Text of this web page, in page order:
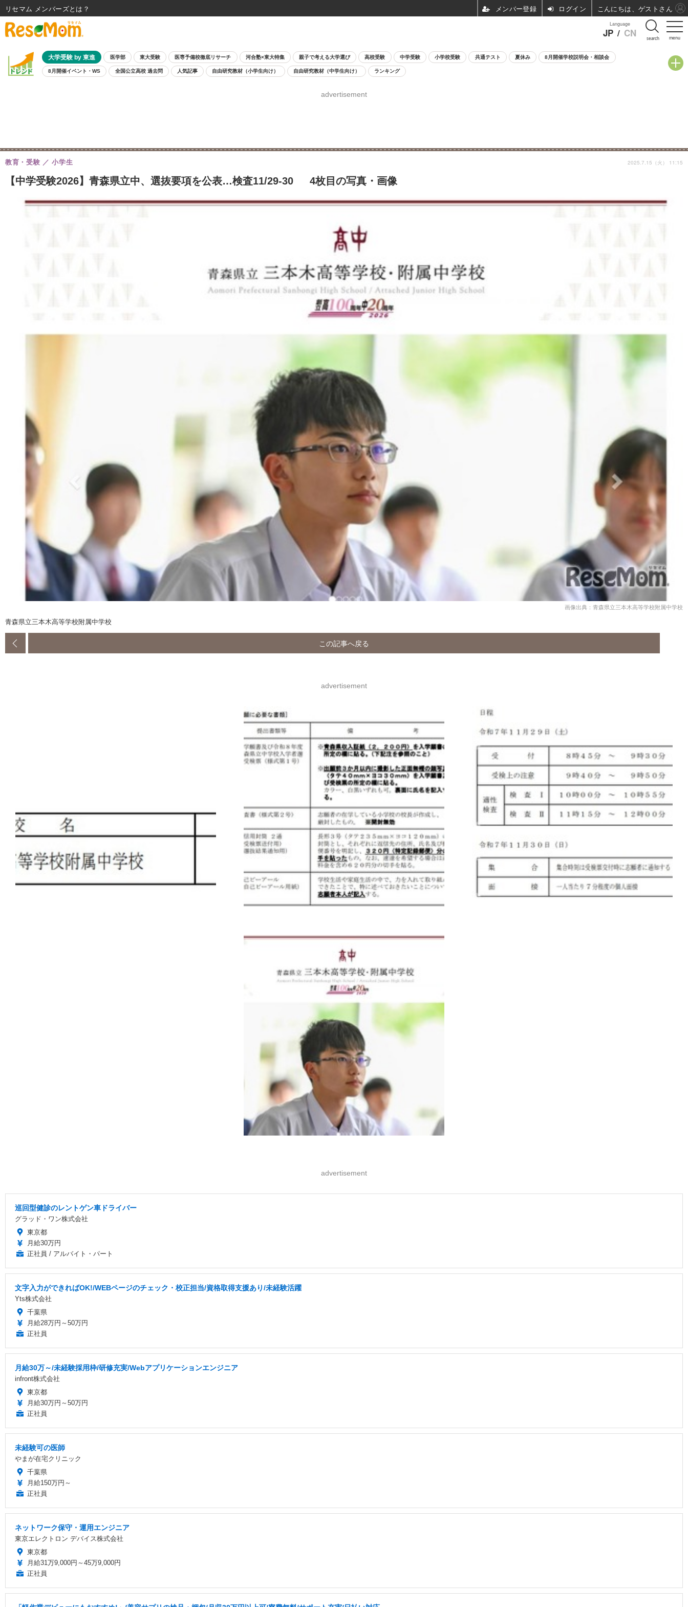
menu
Language
JP / CN search
大学受験 by 東進 医学部 東大受験 医専予備校徹底リサーチ 河合塾×東大特集 親子で考える大学選び 高校受験 中学受験 小学校受験 共通テスト 夏休み 8月開催学校説明会・相談会
8月開催イベント・WS 全国公立高校 過去問 人気記事 自由研究教材（小学生向け） 自由研究教材（中学生向け） ランキング
advertisement
【中学受験2026】青森県立中、選抜要項を公表…検査11/29-30 4枚目の写真・画像
教育・受験 小学生 2025.7.15（火） 11:15
画像出典：青森県立三本木高等学校附属中学校
青森県立三本木高等学校附属中学校
この記事へ戻る
advertisement
advertisement
巡回型健診のレントゲン車ドライバー
グラッド・ワン株式会社
東京都
月給30万円
正社員 / アルバイト・パート
文字入力ができればOK!/WEBページのチェック・校正担当/資格取得支援あり/未経験活躍
Yts株式会社
千葉県
月給28万円～50万円
正社員
月給30万～/未経験採用枠/研修充実/Webアプリケーションエンジニア
infront株式会社
東京都
月給30万円～50万円
正社員
未経験可の医師
やまが在宅クリニック
千葉県
月給150万円～
正社員
ネットワーク保守・運用エンジニア
東京エレクトロン デバイス株式会社
東京都
月給31万9,000円～45万9,000円
正社員
リセマム メンバーズ ログイン こんにちは、ゲストさん